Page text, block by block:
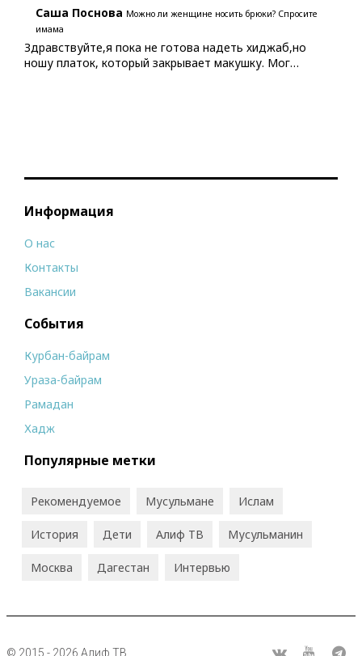
Саша Поснова Можно ли женщине носить брюки? Спросите
имама
Здравствуйте,я пока не готова надеть хиджаб,но
ношу платок, который закрывает макушку. Мог…
Информация
О нас
Контакты
Вакансии
События
Курбан-байрам
Ураза-байрам
Рамадан
Хадж
Популярные метки
Рекомендуемое Мусульмане Ислам
История Дети Алиф ТВ Мусульманин
Москва Дагестан Интервью
© 2015 - 2026 Алиф ТВ